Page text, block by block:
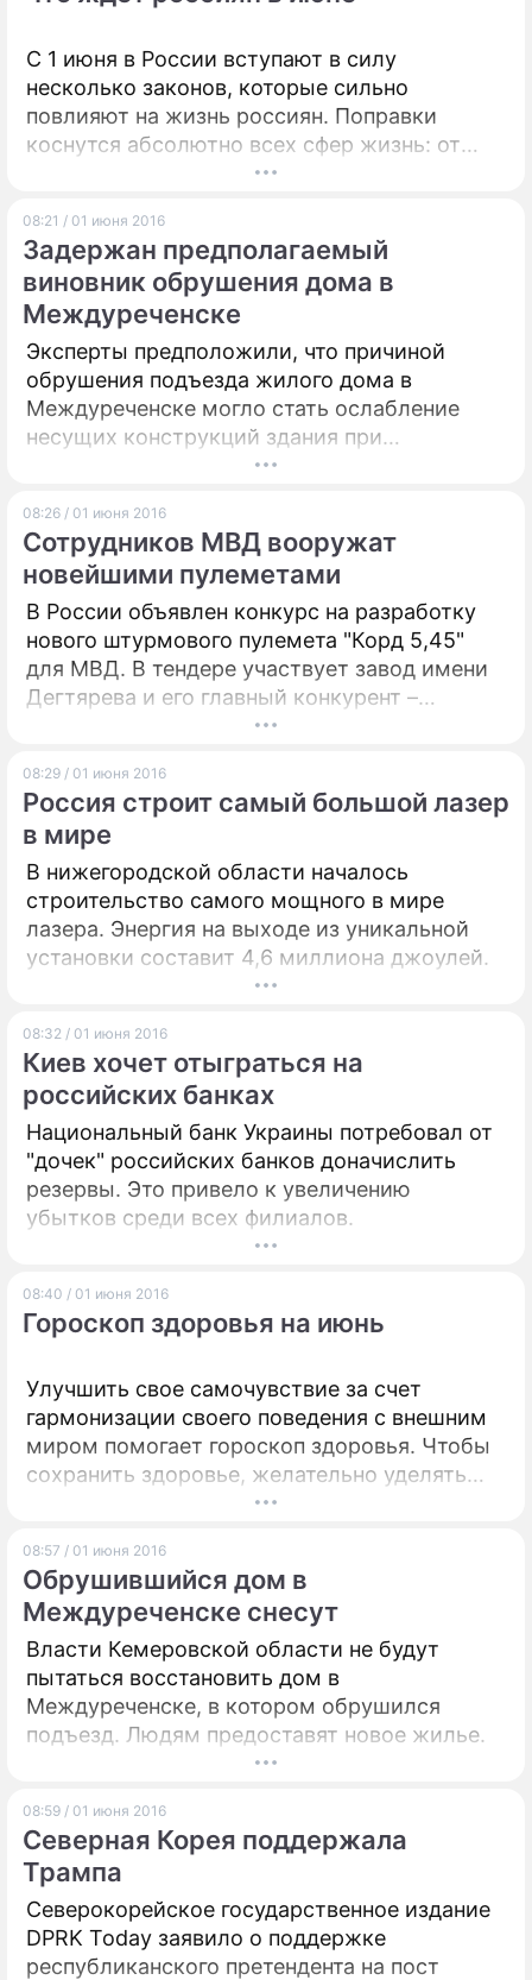
О ПРОЕКТЕ
рассказывают Дни.Ру.
C 1 июня в России вступают в силу
несколько законов, которые сильно
повлияют на жизнь россиян. Поправки
коснутся абсолютно всех сфер жизнь: от
уплаты налогов до получения материнского
изменения ждут жителей страны.
08:21 / 01 июня 2016
Задержан предполагаемый
виновник обрушения дома в
Междуреченске
Эксперты предположили, что причиной
обрушения подъезда жилого дома в
Междуреченске могло стать ослабление
несущих конструкций здания при
проведении ремонтных работ. Специалистам
обстоятельства произошедшего, однако
собственник помещения, где проводились
работы, уже был задержан.
08:26 / 01 июня 2016
Сотрудников МВД вооружат
новейшими пулеметами
В России объявлен конкурс на разработку
нового штурмового пулемета "Корд 5,45"
для МВД. В тендере участвует завод имени
Дегтярева и его главный конкурент –
концерн "Калашников".
08:29 / 01 июня 2016
Россия строит самый большой лазер
в мире
В нижегородской области началось
строительство самого мощного в мире
лазера. Энергия на выходе из уникальной
установки составит 4,6 миллиона джоулей.
08:32 / 01 июня 2016
Киев хочет отыграться на
российских банках
Национальный банк Украины потребовал от
"дочек" российских банков доначислить
резервы. Это привело к увеличению
убытков среди всех филиалов.
08:40 / 01 июня 2016
Гороскоп здоровья на июнь
Улучшить свое самочувствие за счет
гармонизации своего поведения с внешним
миром помогает гороскоп здоровья. Чтобы
сохранить здоровье, желательно уделять
внимание влиянию планет.
08:57 / 01 июня 2016
Обрушившийся дом в
Междуреченске снесут
Власти Кемеровской области не будут
пытаться восстановить дом в
Междуреченске, в котором обрушился
подъезд. Людям предоставят новое жилье.
08:59 / 01 июня 2016
Северная Корея поддержала
Трампа
Северокорейское государственное издание
DPRK Today заявило о поддержке
республиканского претендента на пост